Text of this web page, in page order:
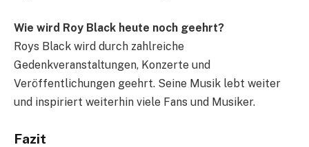
Wie wird Roy Black heute noch geehrt?
Roys Black wird durch zahlreiche
Gedenkveranstaltungen, Konzerte und
Veröffentlichungen geehrt. Seine Musik lebt weiter
und inspiriert weiterhin viele Fans und Musiker.
Fazit